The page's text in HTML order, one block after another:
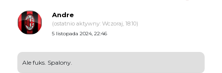
Andre
(ostatnio aktywny: Wczoraj, 18:10)
5 listopada 2024, 22:46
Ale fuks. Spalony.